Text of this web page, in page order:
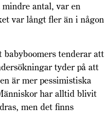
antal, var en
var långt fler än i någon
babyboomers tenderar att
tyder på att
är mer pessimistiska
har alltid blivit
men det finns